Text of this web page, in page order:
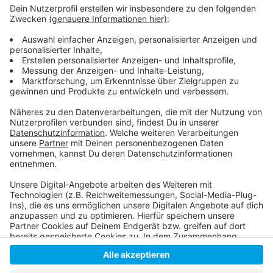
Anzeige
Die Homepage der Initiative "we are europe"
Die Homepage der Metro
Unser Nachrichten-Ticker zum Krieg in der Ukraine
Anzeige
Anzeige